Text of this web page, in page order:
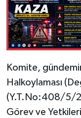
Komite,
Halkoylaması
(Y.T.No:408/5/
Görev ve